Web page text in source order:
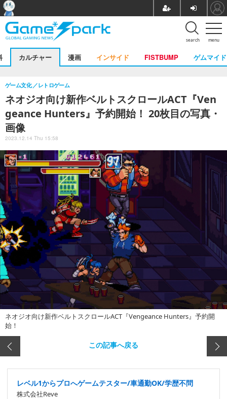
menu
search
カルチャー 漫画 インサイド FISTBUMP ゲムマイド
ネオジオ向け新作ベルトスクロールACT『Ven
geance Hunters』予約開始！ 20枚目の写真・
画像
ゲーム文化 レトロゲーム
2023.12.14 Thu 15:58
ネオジオ向け新作ベルトスクロールACT『Vengeance Hunters』予約開
始！
この記事へ戻る
レベル1からプロへゲームテスター/車通勤OK/学歴不問
株式会社Reve